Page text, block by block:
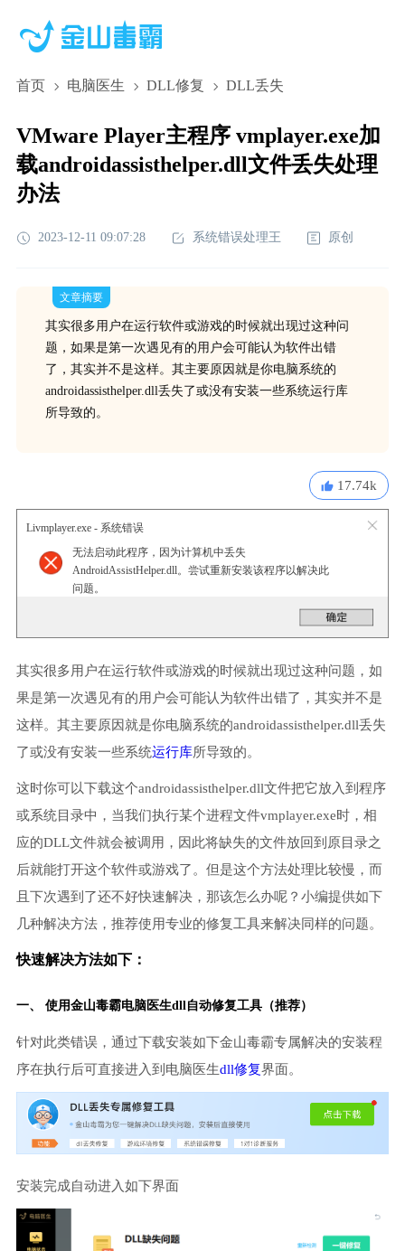
首页 电脑医生 DLL修复 DLL丢失
VMware Player主程序 vmplayer.exe加
载androidassisthelper.dll文件丢失处理
办法
2023-12-11 09:07:28 系统错误处理王 原创
文章摘要
其实很多用户在运行软件或游戏的时候就出现过这种问
题，如果是第一次遇见有的用户会可能认为软件出错
了，其实并不是这样。其主要原因就是你电脑系统的
androidassisthelper.dll丢失了或没有安装一些系统运行库
所导致的。
17.74k
Livmplayer.exe - 系统错误
无法启动此程序，因为计算机中丢失
AndroidAssistHelper.dll。尝试重新安装该程序以解决此
问题。
其实很多用户在运行软件或游戏的时候就出现过这种问题，如
果是第一次遇见有的用户会可能认为软件出错了，其实并不是
这样。其主要原因就是你电脑系统的androidassisthelper.dll丢失
了或没有安装一些系统运行库所导致的。
这时你可以下载这个androidassisthelper.dll文件把它放入到程序
或系统目录中，当我们执行某个进程文件vmplayer.exe时，相
应的DLL文件就会被调用，因此将缺失的文件放回到原目录之
后就能打开这个软件或游戏了。但是这个方法处理比较慢，而
且下次遇到了还不好快速解决，那该怎么办呢？小编提供如下
几种解决方法，推荐使用专业的修复工具来解决同样的问题。
快速解决方法如下：
一、 使用金山毒霸电脑医生dll自动修复工具（推荐）
针对此类错误，通过下载安装如下金山毒霸专属解决的安装程
序在执行后可直接进入到电脑医生dll修复界面。
安装完成自动进入如下界面